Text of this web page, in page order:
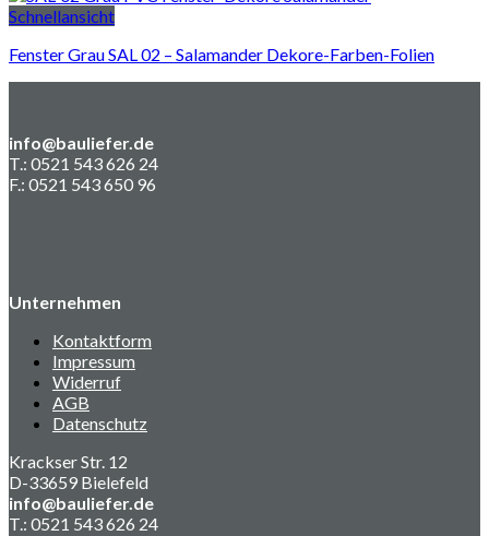
Schnellansicht
Fenster Grau SAL 02 – Salamander Dekore-Farben-Folien
info@bauliefer.de
T.: 0521 543 626 24
F.: 0521 543 650 96
Unternehmen
Kontaktform
Impressum
Widerruf
AGB
Datenschutz
Krackser Str. 12
D-33659 Bielefeld
info@bauliefer.de
T.: 0521 543 626 24